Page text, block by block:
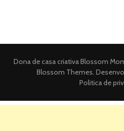
Dona de casa criativaBlossom
Blossom Themes.
Politica de